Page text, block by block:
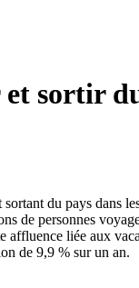
sortir
du pays dans
personnes
liée aux
de 9,9 % sur un an.